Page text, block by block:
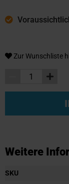
Zur Wunschliste
Weitere
Weitere
SKU